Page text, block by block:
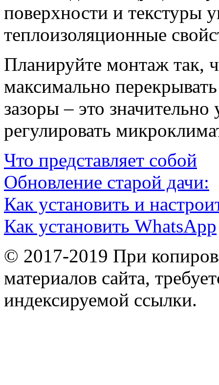
поверхности и текстуры
теплоизоляционные
Планируйте монтаж так,
максимально
зазоры – это
регулировать
Что представляет собой
Обновление старой дачи:
Как установить и
Как установить WhatsApp
© 2017-2019 При
материалов сайта,
индексируемой ссылки.